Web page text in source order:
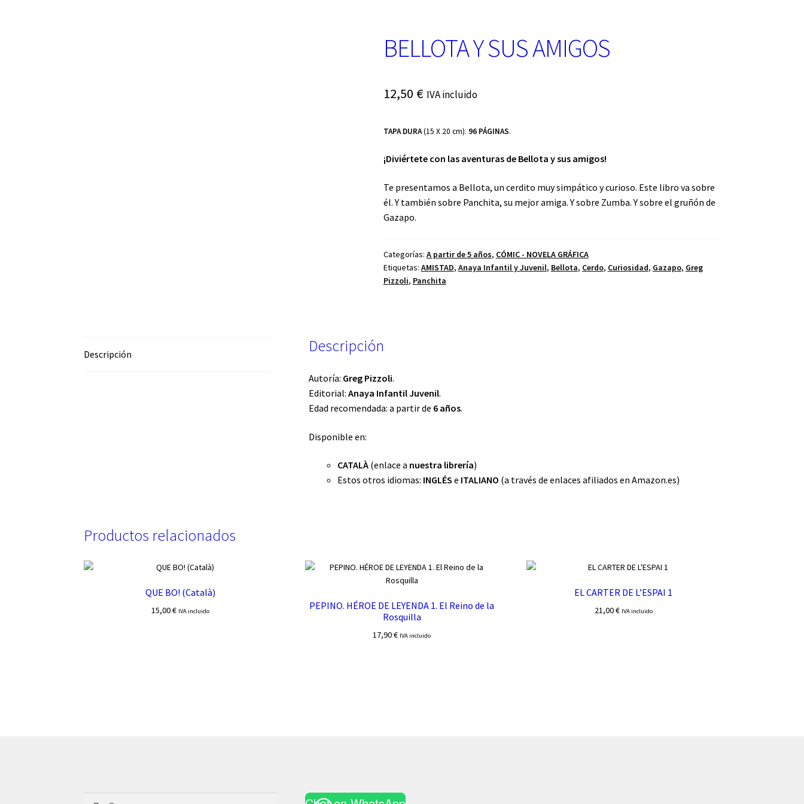
BELLOTA Y SUS AMIGOS
12,50 € IVA incluido
TAPA DURA(15 X 20 cm). 96 PÁGINAS.
¡Diviértete con las aventuras de Bellota y sus amigos!
Te presentamos a Bellota, un cerdito muy simpático y curioso. Este libro va sobre
él. Y también sobre Panchita, su mejor amiga. Y sobre Zumba. Y sobre el gruñón de
Gazapo.
Categorías: A partir de 5 años, CÓMIC - NOVELA GRÁFICA
Etiquetas: AMISTAD, Anaya Infantil y Juvenil, Bellota, Cerdo, Curiosidad, Gazapo, Greg
Pizzoli, Panchita
Descripción Descripción
Autoría: Greg Pizzoli.
Editorial: Anaya Infantil Juvenil.
Edad recomendada: a partir de 6 años.
Disponible en:
CATALÀ(enlace a nuestra librería)
Estos otros idiomas: INGLÉS e ITALIANO (a través de enlaces afiliados en Amazon.es)
Productos relacionados
QUE BO! (Català)
15,00€ IVA incluido
PEPINO. HÉROE DE LEYENDA 1. El Reino de la
Rosquilla
17,90€ IVA incluido
EL CARTER DE L’ESPAI 1
21,00€ IVA incluido